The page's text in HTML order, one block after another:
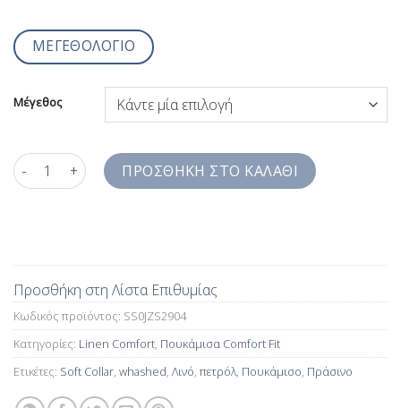
ΜΕΓΕΘΟΛΟΓΙΟ
Μέγεθος
Πουκάμισο Λινό Πετρόλ Πράσινο Ανδρικό Jazzy Studio Comfort
ΠΡΟΣΘΉΚΗ ΣΤΟ ΚΑΛΆΘΙ
Προσθήκη στη Λίστα Επιθυμίας
Κωδικός προϊόντος: SS0JZS2904
Κατηγορίες: Linen Comfort, Πουκάμισα Comfort Fit
Ετικέτες: Soft Collar, whashed, Λινό, πετρόλ, Πουκάμισο, Πράσινο